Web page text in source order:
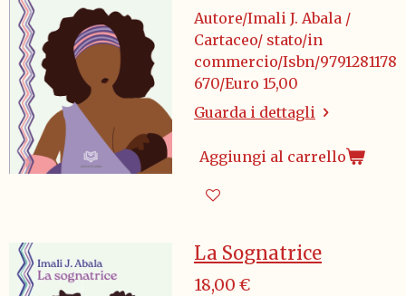
Autore/Imali J. Abala /
Cartaceo/ stato/in
commercio/Isbn/9791281178
670/Euro 15,00
Guarda i dettagli
Aggiungi al carrello
La Sognatrice
18,00 €